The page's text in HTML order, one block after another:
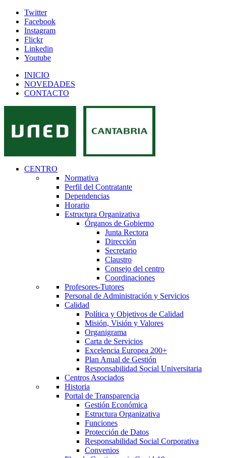
Twitter
Facebook
Instagram
Flickr
Linkedin
Youtube
INICIO
NOVEDADES
CONTACTO
CENTRO
Normativa
Perfil del Contratante
Dependencias
Horario
Estructura Organizativa
Órganos de Gobierno
Junta Rectora
Dirección
Secretario
Claustro
Consejo del centro
Coordinaciones
Profesores-Tutores
Personal de Administración y Servicios
Calidad
Política y Objetivos de Calidad
Misión, Visión y Valores
Organigrama
Carta de Servicios
Excelencia Europea 200+
Plan Anual de Gestión
Responsabilidad Social Universitaria
Centros Asociados
Historia
Portal de Transparencia
Gestión Económica
Estructura Organizativa
Funciones
Protección de Datos
Responsabilidad Social Corporativa
Convenios